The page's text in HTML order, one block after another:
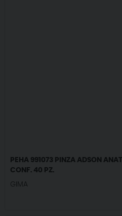
PEHA 991073 PINZA ADSON
CONF. 40 PZ.
GIMA